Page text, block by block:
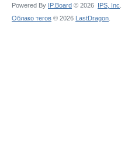
Powered By IP.Board © 2026 IPS, Inc
Облако тегов © 2026 LastDragon